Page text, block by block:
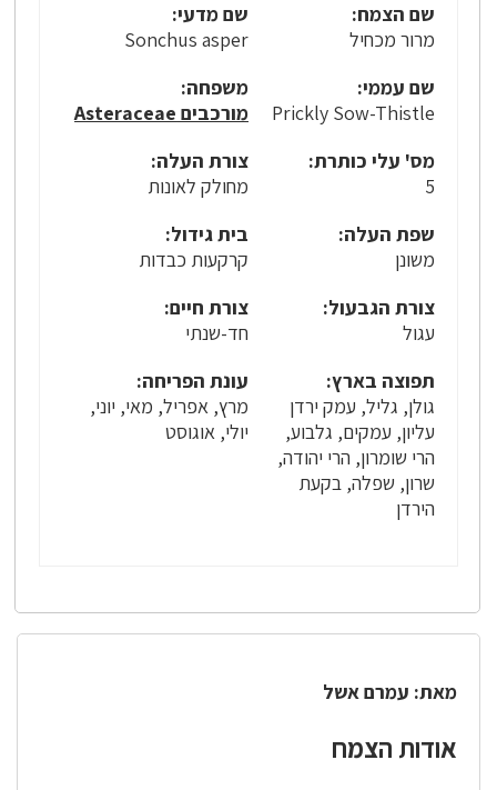
שם הצמח:
מרור מכחיל
שם מדעי:
Sonchus asper
שם עממי:
Prickly Sow-Thistle
משפחה:
מורכבים Asteraceae
מס' עלי כותרת:
5
צורת העלה:
מחולק לאונות
שפת העלה:
משונן
בית גידול:
קרקעות כבדות
צורת הגבעול:
עגול
צורת חיים:
חד-שנתי
תפוצה בארץ:
גולן, גליל, עמק ירדן
עליון, עמקים, גלבוע,
הרי שומרון, הרי יהודה,
שרון, שפלה, בקעת
הירדן
עונת הפריחה:
מרץ, אפריל, מאי, יוני,
יולי, אוגוסט
מאת: עמרם אשל
אודות הצמח